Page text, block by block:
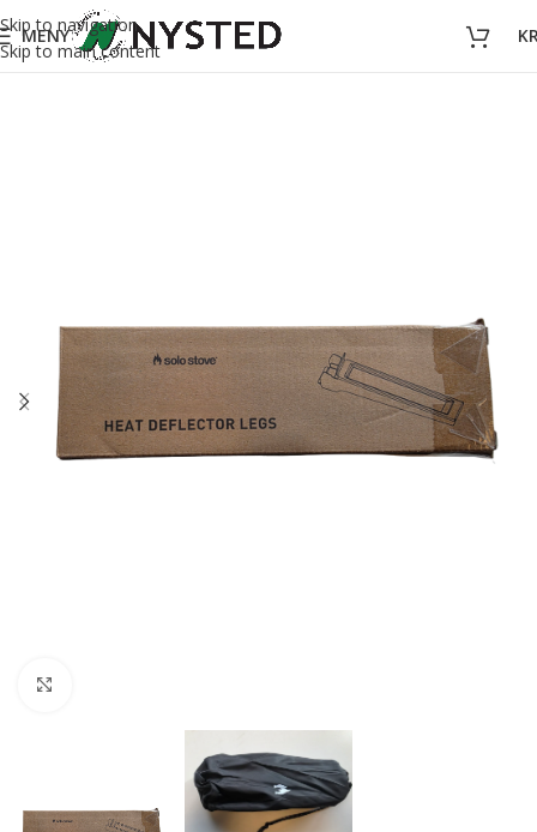
Skip to navigation
Skip to main content
MENY